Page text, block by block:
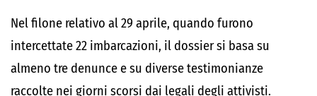
Nel filone relativo al 29 aprile, quando furono
intercettate 22 imbarcazioni, il dossier si basa su
almeno tre denunce e su diverse testimonianze
raccolte nei giorni scorsi dai legali degli attivisti.